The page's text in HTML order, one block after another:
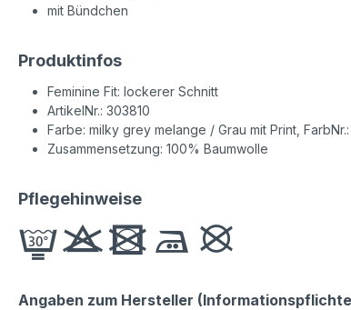
mit Bündchen
Produktinfos
Feminine Fit: lockerer Schnitt
ArtikelNr.: 303810
Farbe: milky grey melange / Grau mit Print,
Zusammensetzung: 100% Baumwolle
Pflegehinweise
Angaben zum Hersteller